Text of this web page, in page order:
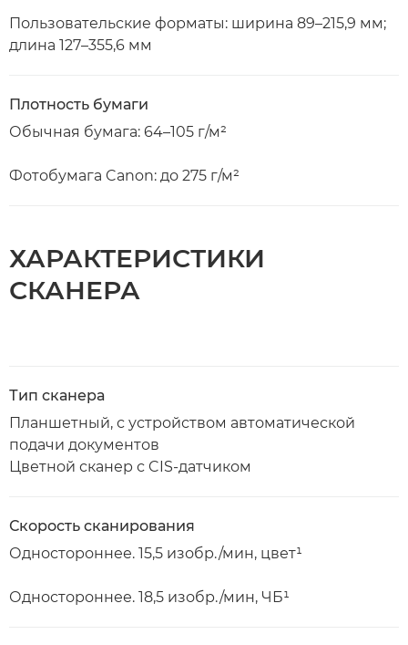
Пользовательские форматы: ширина 89–215,9 мм;
длина 127–355,6 мм
Плотность бумаги
Обычная бумага: 64–105 г/м²
Фотобумага Canon: до 275 г/м²
ХАРАКТЕРИСТИКИ
СКАНЕРА
Тип сканера
Планшетный, с устройством автоматической
подачи документов
Цветной сканер с CIS-датчиком
Скорость сканирования
Одностороннее. 15,5 изобр./мин, цвет¹
Одностороннее. 18,5 изобр./мин, ЧБ¹